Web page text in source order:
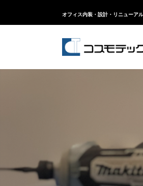
オフィス内装・設計・リニューア